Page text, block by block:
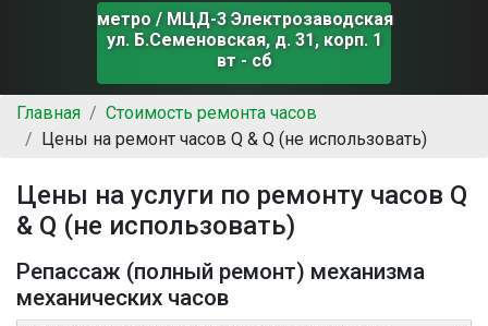
метро / МЦД-3 Электрозаводская
ул. Б.Семеновская, д. 31, корп. 1
вт - сб
Главная
Стоимость ремонта часов
Цены на ремонт часов Q & Q (не использовать)
Цены на услуги по ремонту часов Q
& Q (не использовать)
Репассаж (полный ремонт) механизма
механических часов